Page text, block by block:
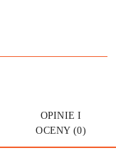
OPINIE I
OCENY (0)